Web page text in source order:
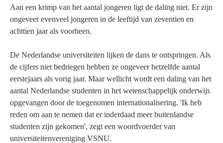
Aan een krimp van het aantal jongeren ligt de daling niet. Er zijn
ongeveer evenveel jongeren in de leeftijd van zeventien en
achttien jaar als voorheen.
De Nederlandse universiteiten lijken de dans te ontspringen. Als
de cijfers niet bedriegen hebben ze ongeveer hetzelfde aantal
eerstejaars als vorig jaar. Maar wellicht wordt een daling van het
aantal Nederlandse studenten in het wetenschappelijk onderwijs
opgevangen door de toegenomen internationalisering. 'Ik heb
reden om aan te nemen dat er inderdaad meer buitenlandse
studenten zijn gekomen', zegt een woordvoerder van
universiteitenvereniging VSNU.